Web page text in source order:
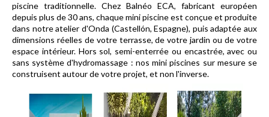
piscine traditionnelle. Chez Balnéo ECA, fabricant européen
depuis plus de 30 ans, chaque mini piscine est conçue et produite
dans notre atelier d'Onda (Castellón, Espagne), puis adaptée aux
dimensions réelles de votre terrasse, de votre jardin ou de votre
espace intérieur. Hors sol, semi-enterrée ou encastrée, avec ou
sans système d'hydromassage : nos mini piscines sur mesure se
construisent autour de votre projet, et non l'inverse.